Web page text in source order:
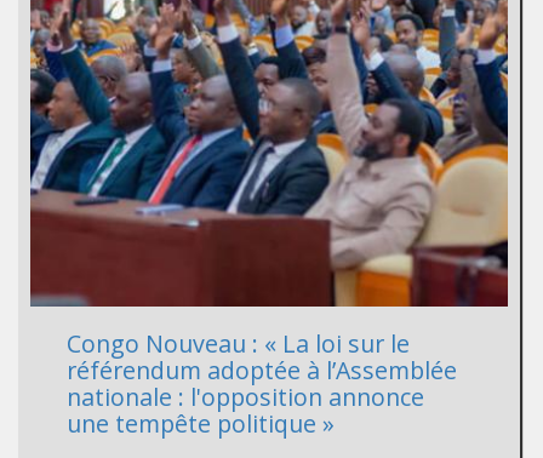
Congo Nouveau : « La loi sur le
référendum adoptée à l’Assemblée
nationale : l'opposition annonce
une tempête politique »